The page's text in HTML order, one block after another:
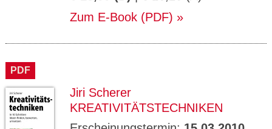
Zum E-Book (PDF)
PDF
Jiri Scherer
KREATIVITÄTSTECHNIKEN